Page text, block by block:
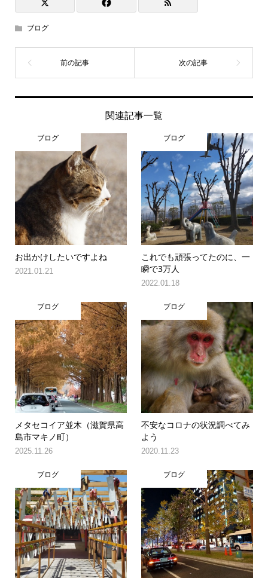
ブログ
関連記事一覧
ブログ
お出かけしたいですよね
2021.01.21
ブログ
これでも頑張ってたのに、一
瞬で3万人
2022.01.18
ブログ
メタセコイア並木（滋賀県高
島市マキノ町）
2025.11.26
ブログ
不安なコロナの状況調べてみ
よう
2020.11.23
ブログ ブログ